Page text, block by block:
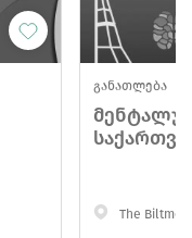
განათლება
The